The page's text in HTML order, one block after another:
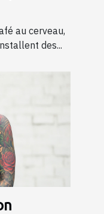
au cerveau,
des...